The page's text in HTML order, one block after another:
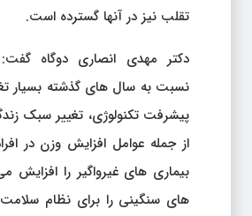
تقلب نیز در آنها گسترده است.
دکتر مهدی انصاری دوگاه
نسبت به سال های گذشته بسیار
پیشرفت تکنولوژی، تغییر سبک
از جمله عوامل افزایش وزن در
بیماری های غیرواگیر را افزایش
های سنگینی را برای نظام سلامت